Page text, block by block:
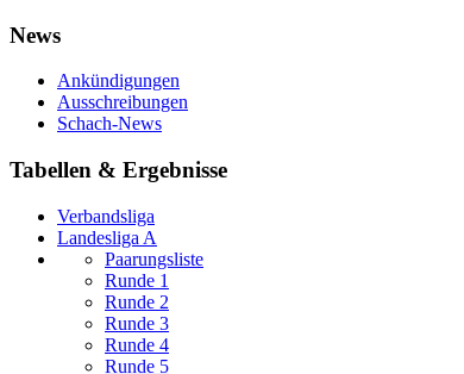
News
Ankündigungen
Ausschreibungen
Schach-News
Tabellen & Ergebnisse
Verbandsliga
Landesliga A
Paarungsliste
Runde 1
Runde 2
Runde 3
Runde 4
Runde 5